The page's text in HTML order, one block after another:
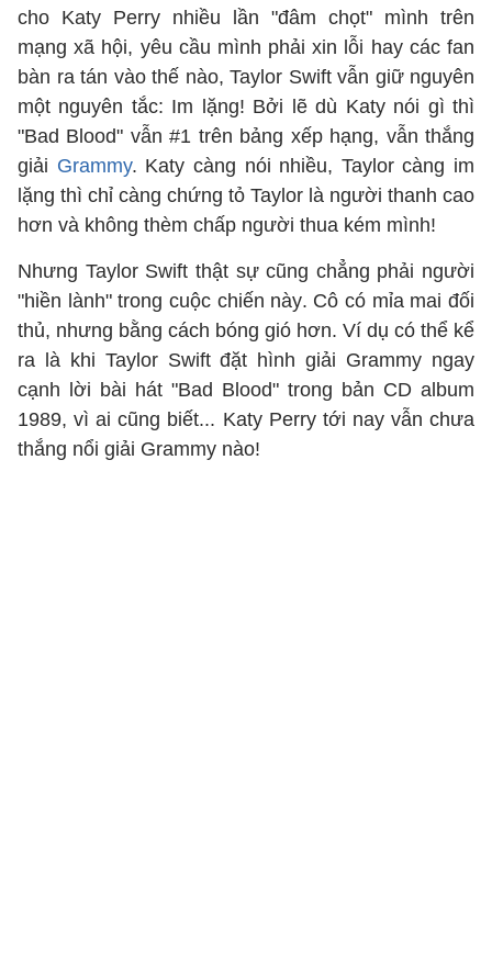
cho Katy Perry nhiều lần "đâm chọt" mình trên
mạng xã hội, yêu cầu mình phải xin lỗi hay các fan
bàn ra tán vào thế nào, Taylor Swift vẫn giữ nguyên
một nguyên tắc: Im lặng! Bởi lẽ dù Katy nói gì thì
"Bad Blood" vẫn #1 trên bảng xếp hạng, vẫn thắng
giải Grammy. Katy càng nói nhiều, Taylor càng im
lặng thì chỉ càng chứng tỏ Taylor là người thanh cao
hơn và không thèm chấp người thua kém mình!
Nhưng Taylor Swift thật sự cũng chẳng phải người
"hiền lành" trong cuộc chiến này. Cô có mỉa mai đối
thủ, nhưng bằng cách bóng gió hơn. Ví dụ có thể kể
ra là khi Taylor Swift đặt hình giải Grammy ngay
cạnh lời bài hát "Bad Blood" trong bản CD album
1989, vì ai cũng biết... Katy Perry tới nay vẫn chưa
thắng nổi giải Grammy nào!